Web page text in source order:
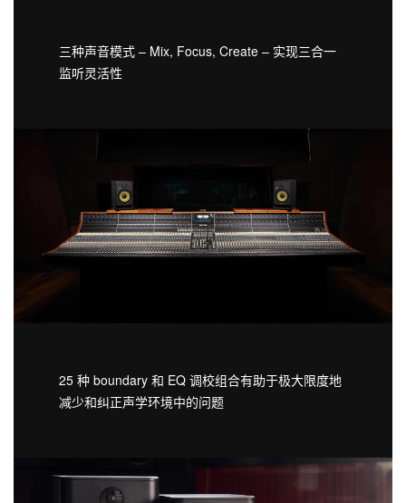
三种声音模式 – Mix, Focus, Create – 实现三合一
监听灵活性
25 种 boundary 和 EQ 调校组合有助于极大限度地
减少和纠正声学环境中的问题